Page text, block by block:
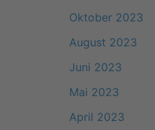
Oktober 2023
August 2023
Juni 2023
Mai 2023
April 2023